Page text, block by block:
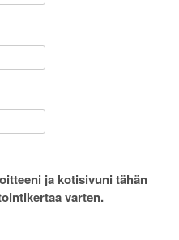
ja kotisivuni tähän
varten.